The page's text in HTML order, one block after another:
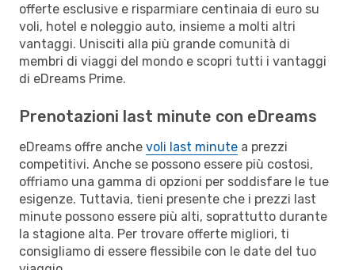
offerte esclusive e risparmiare centinaia di euro su
voli, hotel e noleggio auto, insieme a molti altri
vantaggi. Unisciti alla più grande comunità di
membri di viaggi del mondo e scopri tutti i vantaggi
di eDreams Prime.
Prenotazioni last minute con eDreams
eDreams offre anche voli last minute a prezzi
competitivi. Anche se possono essere più costosi,
offriamo una gamma di opzioni per soddisfare le tue
esigenze. Tuttavia, tieni presente che i prezzi last
minute possono essere più alti, soprattutto durante
la stagione alta. Per trovare offerte migliori, ti
consigliamo di essere flessibile con le date del tuo